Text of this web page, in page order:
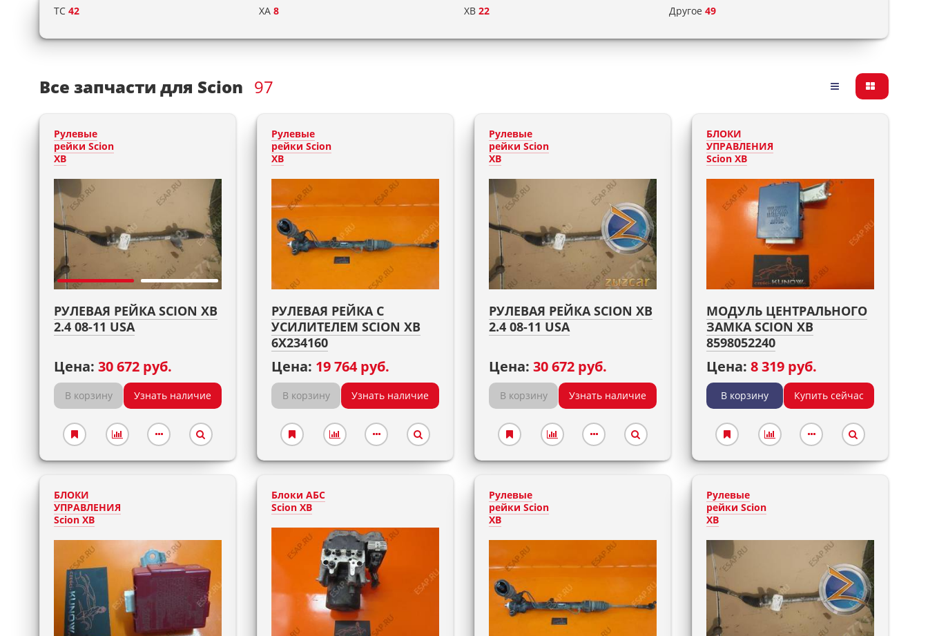
TC 42 XA 8 XB 22 Другое 49
Все запчасти для Scion 97
Рулевые
рейки Scion
XB
РУЛЕВАЯ РЕЙКА SCION XB
2.4 08-11 USA
Цена: 30 672 руб.
В корзину Узнать наличие
Рулевые
рейки Scion
XB
РУЛЕВАЯ РЕЙКА С
УСИЛИТЕЛЕМ SCION XB
6X234160
Цена: 19 764 руб.
В корзину Узнать наличие
Рулевые
рейки Scion
XB
РУЛЕВАЯ РЕЙКА SCION XB
2.4 08-11 USA
Цена: 30 672 руб.
В корзину Узнать наличие
БЛОКИ
УПРАВЛЕНИЯ
Scion XB
МОДУЛЬ ЦЕНТРАЛЬНОГО
ЗАМКА SCION XB
8598052240
Цена: 8 319 руб.
В корзину Купить сейчас
БЛОКИ
УПРАВЛЕНИЯ
Scion XB
Блоки АБС
Scion XB
Рулевые
рейки Scion
XB
Рулевые
рейки Scion
XB